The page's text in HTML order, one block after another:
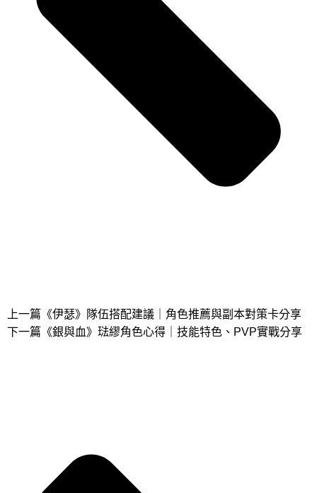
上一篇 《伊瑟》隊伍搭配建議｜角色推薦與副本對策卡分享
下一篇 《銀與血》琺繆角色心得｜技能特色、PVP實戰分享